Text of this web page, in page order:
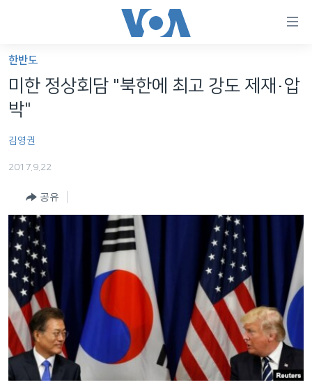
가
능
링
인
동
메
게
이
세계
라디오
프로그램
주파수 안내
언어 선택
한반도
미한 정상회담 "북한에 최고 강도 제재·압
박"
김영권
2017.9.22
공유